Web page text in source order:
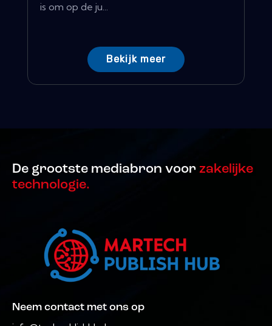
is om op de ju...
Bekijk meer
De grootste mediabron voor zakelijke
technologie.
Neem contact met ons op